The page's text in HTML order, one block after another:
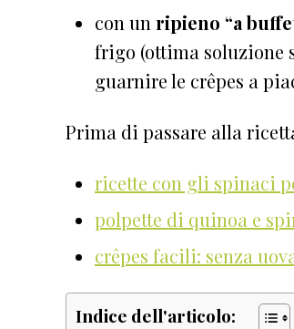
con un ripieno “a
frigo (ottima soluzione
guarnire le crêpes a
Prima di passare alla
ricette con gli spinaci
polpette di quinoa e
crêpes facili: senza
Indice dell'articolo: